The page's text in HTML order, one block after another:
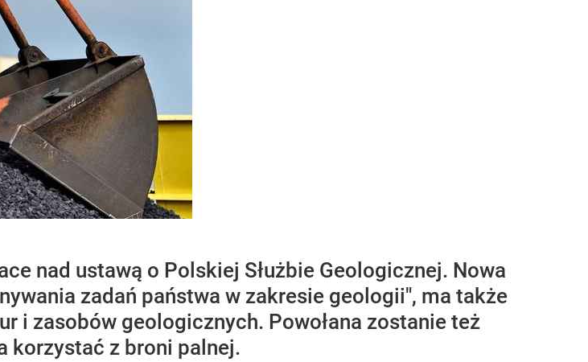
nad ustawą o Polskiej Służbie Geologicznej. Nowa
zadań państwa w zakresie geologii", ma także
i zasobów geologicznych. Powołana zostanie też
korzystać z broni palnej.